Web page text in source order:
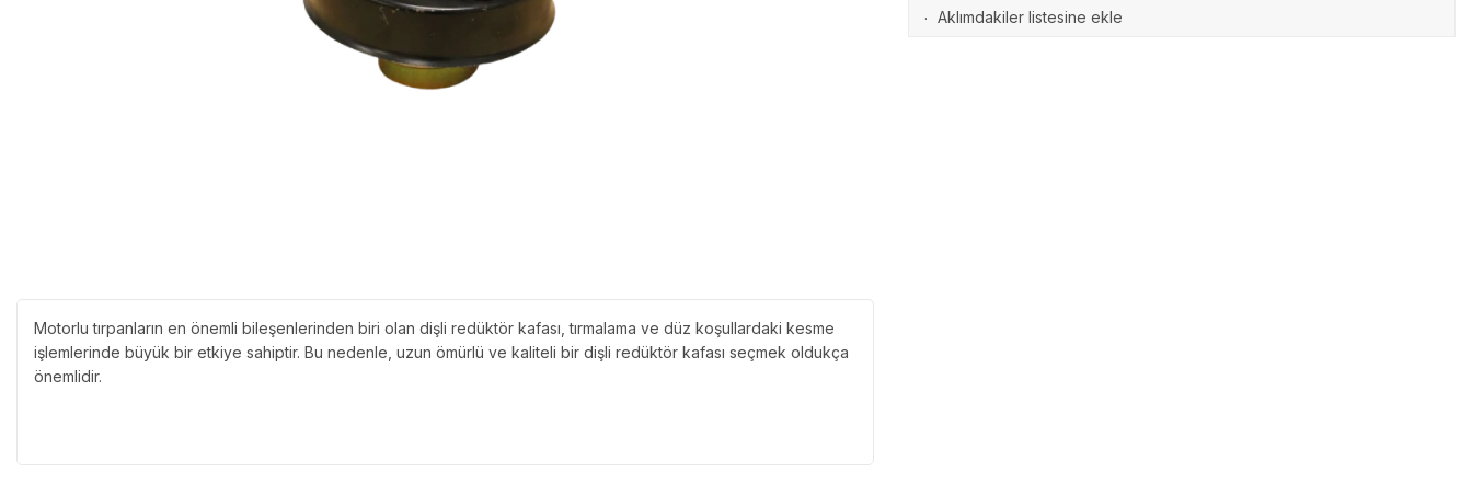
Motorlu tırpanların en önemli bileşenlerinden biri olan dişli redüktör kafası, tırmalama ve düz koşullardaki kesme
işlemlerinde büyük bir etkiye sahiptir. Bu nedenle, uzun ömürlü ve kaliteli bir dişli redüktör kafası seçmek oldukça
önemlidir.
· Aklımdakiler listesine ekle